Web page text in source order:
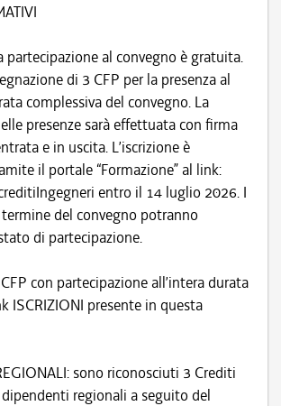
partecipazione al convegno è gratuita.
di 3 CFP per la presenza al
complessiva del convegno. La
presenze sarà effettuata con firma
e in uscita. L’iscrizione è
il portale “Formazione” al link:
entro il 14 luglio 2026. I
del convegno potranno
di partecipazione.
CFP con partecipazione all’intera durata
ISCRIZIONI presente in questa
sono riconosciuti 3 Crediti
regionali a seguito del